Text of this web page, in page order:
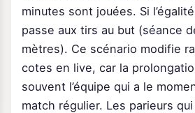
minutes sont jouées. Si
passe aux tirs au but (séance
mètres). Ce scénario modifie
cotes en live, car la
souvent l’équipe qui a le
match régulier. Les parieurs